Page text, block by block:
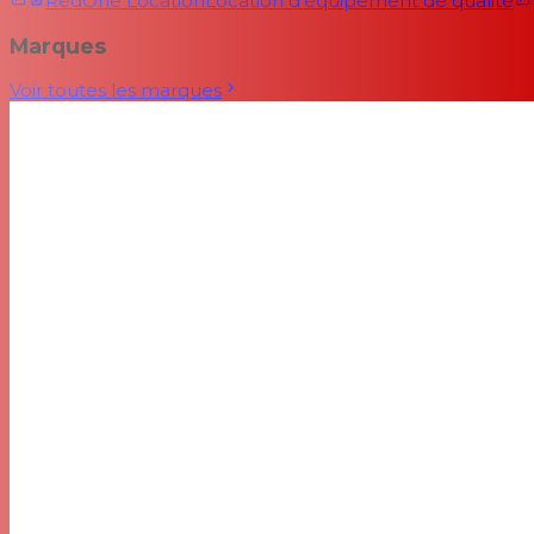
Marques
Voir toutes les marques